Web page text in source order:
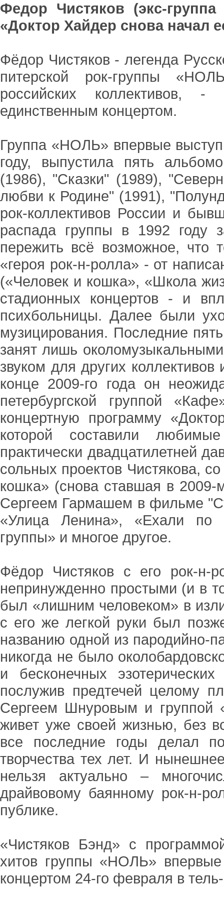
Федор Чистяков (экс-
«Доктор Хайдер снова начал
Фёдор Чистяков - легенда
питерской рок-группы
российских
единственным концертом.
Группа «НОЛЬ» впервые
году, выпустила пять
(1986), "Сказки" (1989),
любви к Родине" (1991),
рок-коллективов России и
распада группы в 1992 году
пережить всё возможное, что
«героя рок-н-ролла» - от
(«Человек и кошка», «Школа
стадионных концертов - и
психбольницы. Далее были
музицирования. Последние
занят лишь
звуком для других
конце 2009-го года он
петербургской группой
концертную программу
которой составили
практически двадцатилетней
сольных проектов Чистякова,
кошка» (снова ставшая в 2009-
Сергеем Гармашем в фильме
«Улица Ленина», «Ехали по
группы» и многое другое.
Фёдор Чистяков с его рок-н-
непринужденно простыми (и в
был «лишним человеком» в
с его же легкой руки был
названию одной из пародийно-
никогда не было
и бесконечных
послужив предтечей целому
Сергеем Шнуровым и группой
живет уже своей жизнью, без
все последние годы делал
творчества тех лет. И
нельзя актуально –
драйвовому баянному рок-н-
публике.
«Чистяков Бэнд» с
хитов группы «НОЛЬ»
концертом 24-го февраля в